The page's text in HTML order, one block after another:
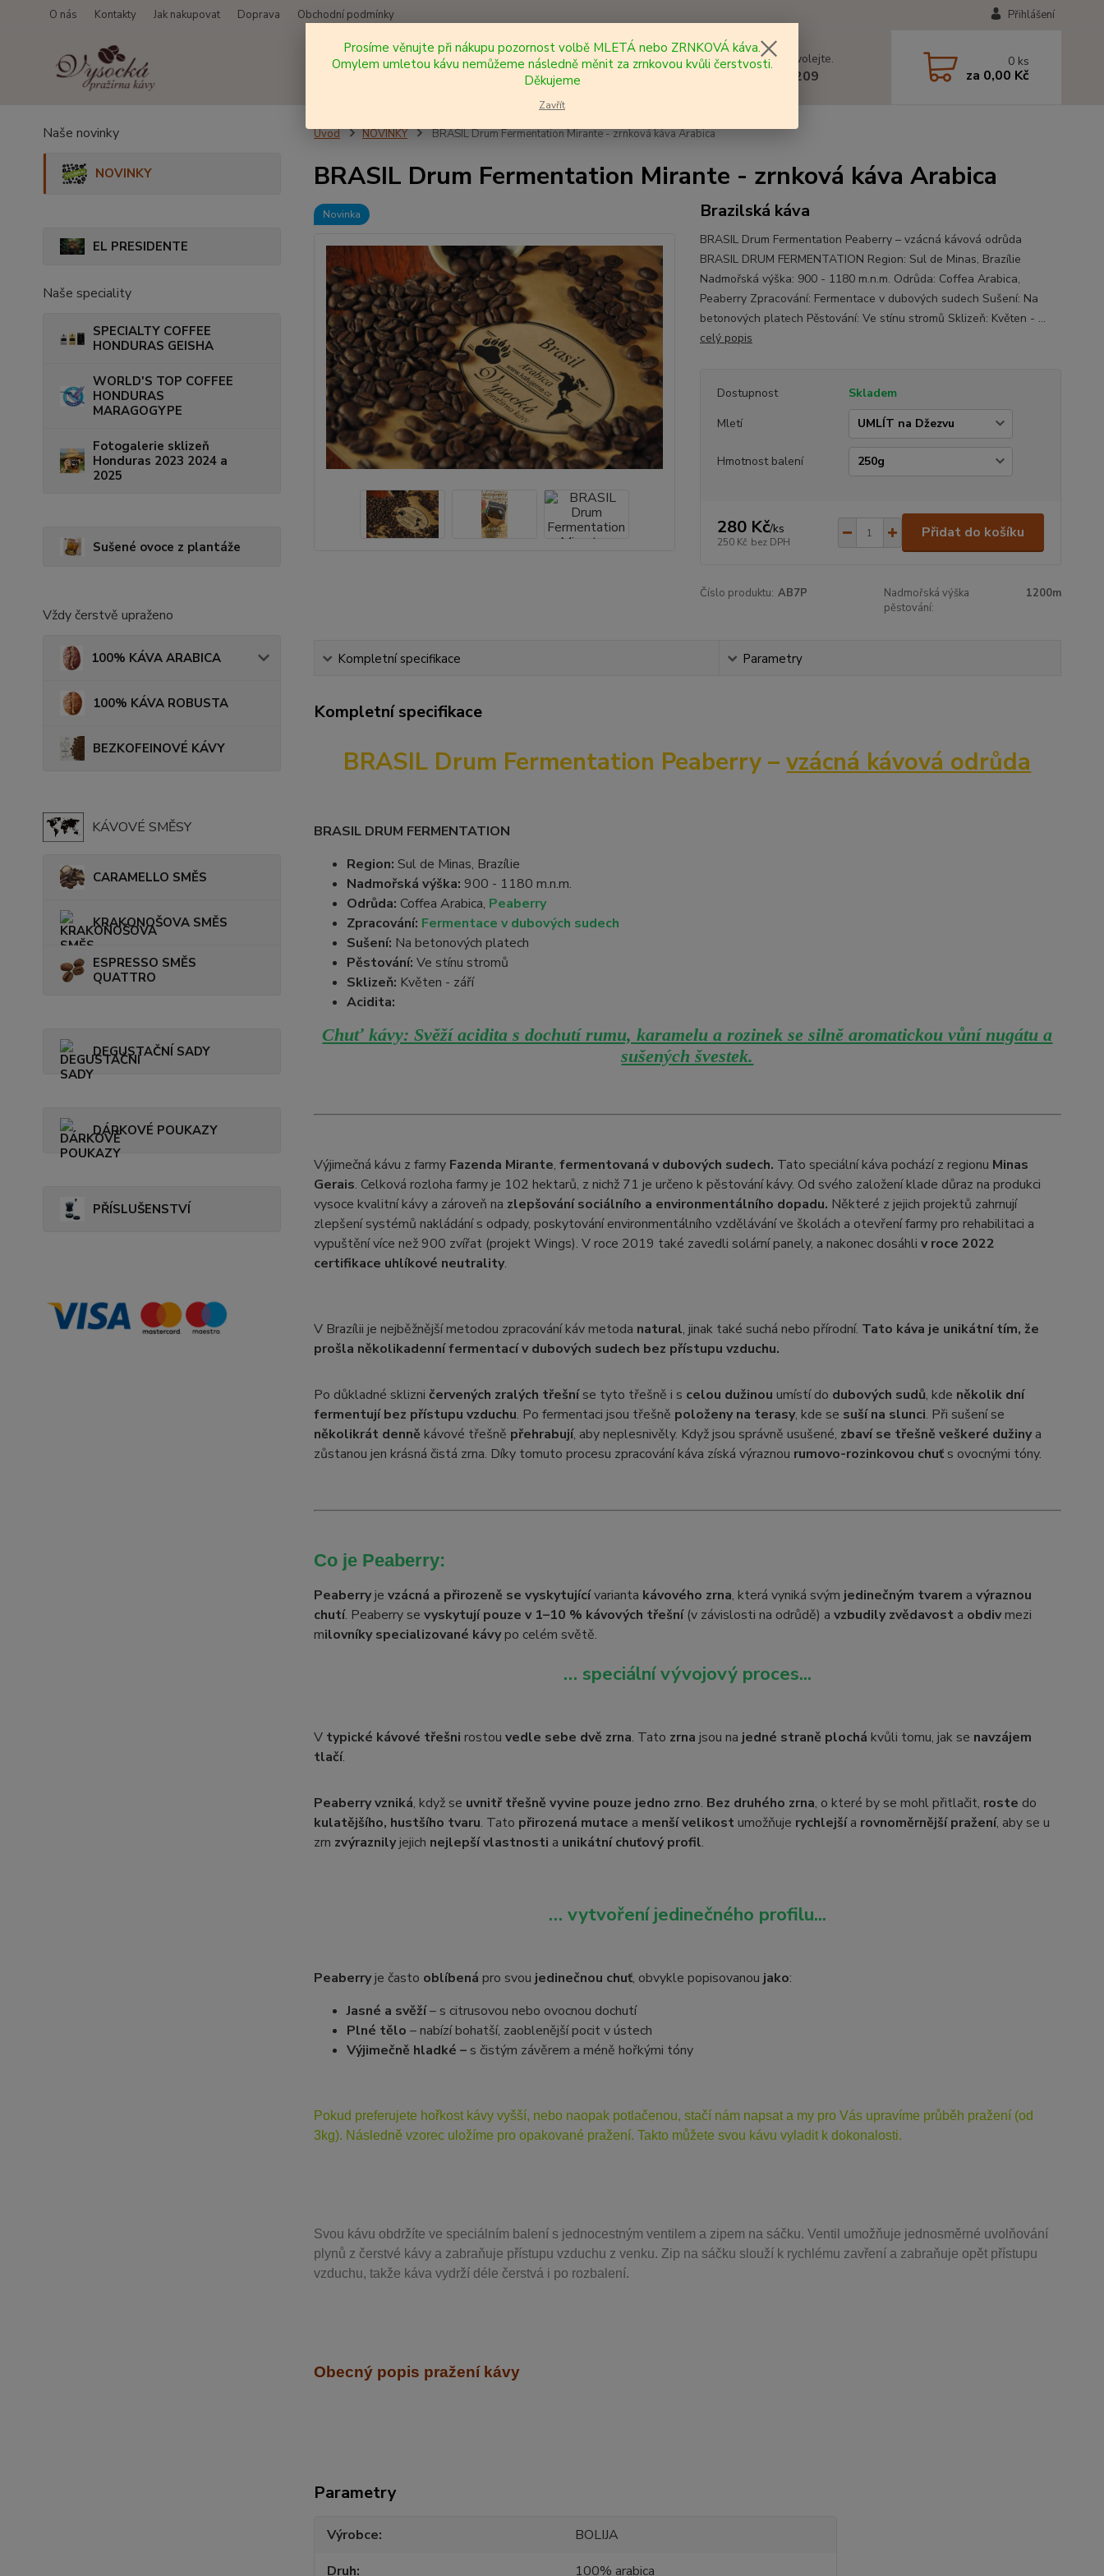
O nás Kontakty Jak nakupovat Doprava Obchodní podmínky Přihlášení
Hledat Nevíte si rady? Zavolejte.
+420 602 577 209
0 ks
za 0,00 Kč
Naše novinky
NOVINKY
EL PRESIDENTE
Naše speciality
SPECIALTY COFFEE
HONDURAS GEISHA
WORLD'S TOP COFFEE
HONDURAS
MARAGOGYPE
Fotogalerie sklizeň
Honduras 2023 2024 a
2025
Sušené ovoce z plantáže
Vždy čerstvě upraženo
100% KÁVA ARABICA
100% KÁVA ROBUSTA
BEZKOFEINOVÉ KÁVY
KÁVOVÉ SMĚSY
CARAMELLO SMĚS
KRAKONOŠOVA SMĚS
ESPRESSO SMĚS
QUATTRO
DEGUSTAČNÍ SADY
DÁRKOVÉ POUKAZY
PŘÍSLUŠENSTVÍ
Úvod NOVINKY BRASIL Drum Fermentation Mirante - zrnková káva Arabica
BRASIL Drum Fermentation Mirante - zrnková káva Arabica
Novinka Brazilská káva
BRASIL Drum Fermentation Peaberry – vzácná kávová odrůda
BRASIL DRUM FERMENTATION Region: Sul de Minas, Brazílie
Nadmořská výška: 900 - 1180 m.n.m. Odrůda: Coffea Arabica,
Peaberry Zpracování: Fermentace v dubových sudech Sušení: Na
betonových platech Pěstování: Ve stínu stromů Sklizeň: Květen - ...
celý popis
Dostupnost
Skladem
Mletí
Hmotnost balení
280 Kč/ks
250 Kč bez DPH
Přidat do košíku
Číslo produktu: AB7P
Nadmořská výška
pěstování:
1200m
Kompletní specifikace Parametry
Kompletní specifikace
BRASIL Drum Fermentation Peaberry –vzácná kávová odrůda
BRASIL DRUM FERMENTATION
Region: Sul de Minas, Brazílie
Nadmořská výška: 900 - 1180 m.n.m.
Odrůda: Coffea Arabica, Peaberry
Zpracování: Fermentace v dubových sudech
Sušení: Na betonových platech
Pěstování: Ve stínu stromů
Sklizeň: Květen - září
Acidita:
Chuť kávy: Svěží acidita s dochutí rumu, karamelu a rozinek se silně aromatickou vůní nugátu a
sušených švestek.
Výjimečná kávu z farmy Fazenda Mirante, fermentovaná v dubových sudech. Tato speciální káva pochází z regionu Minas
Gerais. Celková rozloha farmy je 102 hektarů, z nichž 71 je určeno k pěstování kávy. Od svého založení klade důraz na produkci
vysoce kvalitní kávy a zároveň na zlepšování sociálního a environmentálního dopadu. Některé z jejich projektů zahrnují
zlepšení systémů nakládání s odpady, poskytování environmentálního vzdělávání ve školách a otevření farmy pro rehabilitaci a
vypuštění více než 900 zvířat (projekt Wings). V roce 2019 také zavedli solární panely, a nakonec dosáhli v roce 2022
certifikace uhlíkové neutrality.
V Brazílii je nejběžnější metodou zpracování káv metoda natural, jinak také suchá nebo přírodní. Tato káva je unikátní tím, že
prošla několikadenní fermentací v dubových sudech bez přístupu vzduchu.
Po důkladné sklizni červených zralých třešníse tyto třešně i s celou dužinou umístí do dubových sudů, kde několik dní
fermentují bez přístupu vzduchu. Po fermentaci jsou třešně položeny na terasy, kde se suší na slunci. Při sušení se
několikrát denně kávové třešně přehrabují, aby neplesnivěly. Když jsou správně usušené, zbaví se třešně veškeré dužinya
zůstanou jen krásná čistá zrna. Díky tomuto procesu zpracování káva získá výraznou rumovo-rozinkovou chuťs ovocnými tóny.
Co je Peaberry:
Peaberryje vzácná a přirozeně se vyskytujícívarianta kávového zrna, která vyniká svým jedinečným tvarem a výraznou
chutí. Peaberry se vyskytují pouze v 1–10 % kávových třešní(v závislosti na odrůdě) a vzbudily zvědavost a obdivmezi
milovníky specializované kávypo celém světě.
… speciální vývojový proces...
V typické kávové třešni rostou vedle sebe dvě zrna. Tato zrna jsou na jedné straně plochá kvůli tomu, jak se navzájem
tlačí.
Peaberry vzniká, když se uvnitř třešně vyvine pouze jedno zrno. Bez druhého zrna, o které by se mohl přitlačit, roste do
kulatějšího, hustšího tvaru. Tato přirozená mutace a menší velikost umožňuje rychlejšía rovnoměrnější pražení, aby se u
zrn zvýraznilyjejich nejlepší vlastnosti a unikátní chuťový profil.
… vytvoření jedinečného profilu...
Peaberryje často oblíbená pro svou jedinečnou chuť, obvykle popisovanou jako:
Jasné a svěží– s citrusovou nebo ovocnou dochutí
Plné tělo – nabízí bohatší, zaoblenější pocit v ústech
Výjimečně hladké –s čistým závěrem a méně hořkými tóny
Pokud preferujete hořkost kávy vyšší, nebo naopak potlačenou, stačí nám napsat a my pro Vás upravíme průběh pražení (od
3kg). Následně vzorec uložíme pro opakované pražení. Takto můžete svou kávu vyladit k dokonalosti.
Svou kávu obdržíte ve speciálním balení s jednocestným ventilem a zipem na sáčku. Ventil umožňuje jednosměrné uvolňování
plynů z čerstvé kávy a zabraňuje přístupu vzduchu z venku. Zip na sáčku slouží k rychlému zavření a zabraňuje opět přístupu
vzduchu, takže káva vydrží déle čerstvá i po rozbalení.
Obecný popis pražení kávy
Parametry
Výrobce
BOLIJA
Druh
100% arabica
Prosíme věnujte při nákupu pozornost volbě MLETÁ nebo ZRNKOVÁ káva.
Omylem umletou kávu nemůžeme následně měnit za zrnkovou kvůli čerstvosti.
Děkujeme
Zavřít